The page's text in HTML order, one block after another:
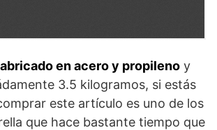
en acero y propileno y
3.5 kilogramos, si estás
este artículo es uno de los
que hace bastante tiempo que